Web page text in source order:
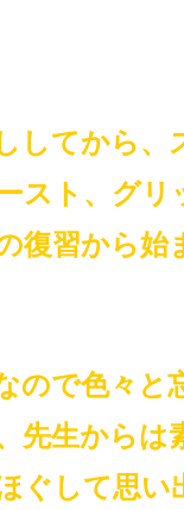
してから、
スト、グリ
復習から始
ので色々と
先生からは
ぐして思い